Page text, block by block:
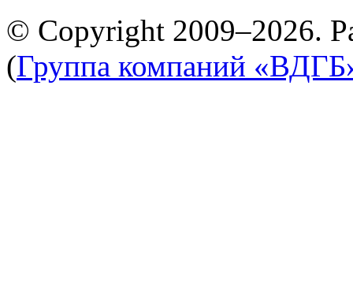
© Copyright 2009–2026.
(Группа компаний